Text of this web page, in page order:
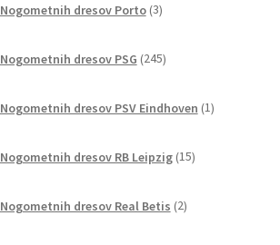
Nogometnih dresov Porto 3izdelki
Nogometnih dresov PSG 245izdelkov
Nogometnih dresov PSV Eindhoven 1izdelek
Nogometnih dresov RB Leipzig 15izdelkov
Nogometnih dresov Real Betis 2izdelka